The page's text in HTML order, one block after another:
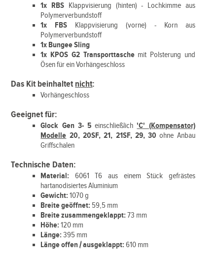
1x RBS Klappvisierung (hinten) - Lochkimme aus
Polymerverbundstoff
1x FBS Klappvisierung (vorne) - Korn aus
Polymerverbundstoff
1x Bungee Sling
1x KPOS G2 Transporttaschemit Polsterung und
Ösen für ein Vorhängeschloss
Das Kit beinhaltet nicht:
Vorhängeschloss
Geeignet für:
Glock Gen 3- 5einschließlich'C' (Kompensator)
Modelle 20, 20SF, 21, 21SF, 29, 30ohne Anbau
Griffschalen
Technische Daten:
Material: 6061 T6 aus einem Stück gefrästes
hartanodisiertes Aluminium
Gewicht:1070 g
Breite geöffnet: 59,5 mm
Breite zusammengeklappt:73 mm
Höhe: 120 mm
Länge: 395 mm
Länge offen / ausgeklappt: 610 mm